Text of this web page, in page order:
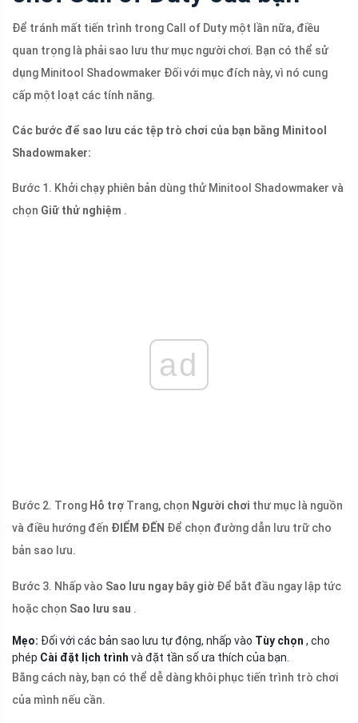
Để tránh mất tiến trình trong Call of Duty một lần nữa, điều
quan trọng là phải sao lưu thư mục người chơi. Bạn có thể sử
dụng Minitool Shadowmaker Đối với mục đích này, vì nó cung
cấp một loạt các tính năng.
Các bước để sao lưu các tệp trò chơi của bạn bằng Minitool
Shadowmaker:
Bước 1. Khởi chạy phiên bản dùng thử Minitool Shadowmaker và
chọn Giữ thử nghiệm .
ad
Bước 2. Trong Hỗ trợ Trang, chọn Người chơi thư mục là nguồn
và điều hướng đến ĐIỂM ĐẾN Để chọn đường dẫn lưu trữ cho
bản sao lưu.
Bước 3. Nhấp vào Sao lưu ngay bây giờ Để bắt đầu ngay lập tức
hoặc chọn Sao lưu sau .
Mẹo: Đối với các bản sao lưu tự động, nhấp vào Tùy chọn , cho
phép Cài đặt lịch trình và đặt tần số ưa thích của bạn.
Bằng cách này, bạn có thể dễ dàng khôi phục tiến trình trò chơi
của mình nếu cần.